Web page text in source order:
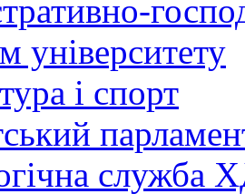
університету
і спорт
служба